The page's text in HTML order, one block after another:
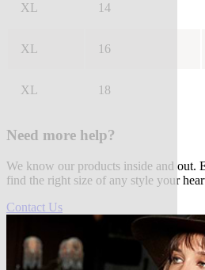
XL 14
XL 16
XL 18
Need more help?
We know our products inside and out.
find the right size of any style your
Contact Us